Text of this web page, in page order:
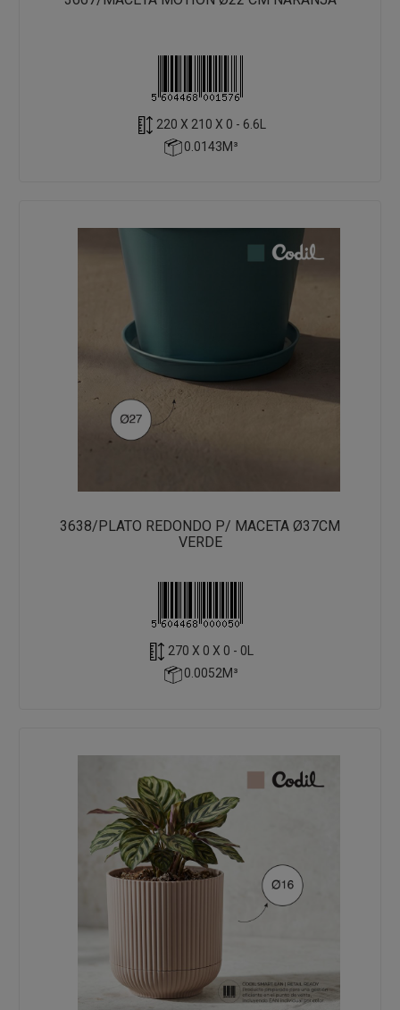
220 X 210 X 0 - 6.6L
0.0143M³
3638/PLATO REDONDO P/ MACETA Ø37CM
VERDE
270 X 0 X 0 - 0L
0.0052M³